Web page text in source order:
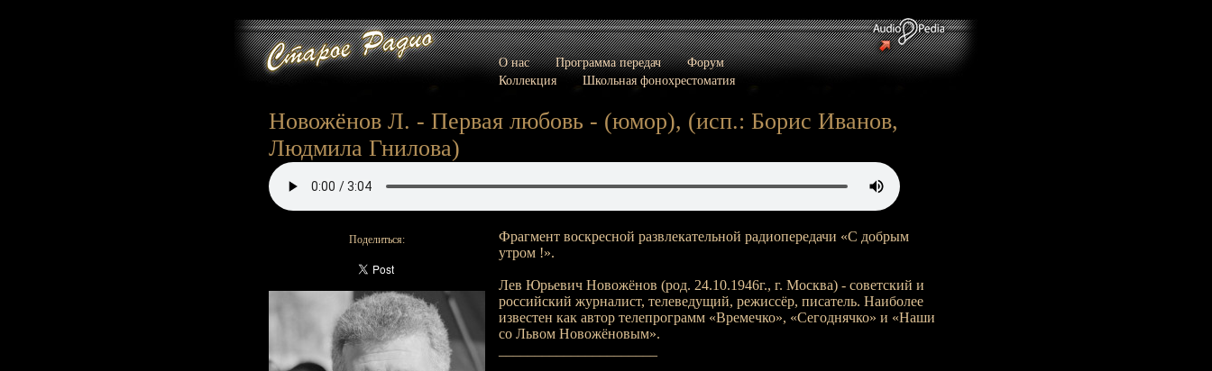
О нас Программа передач
Форум
Коллекция
Школьная фонохрестоматия
Новожёнов Л. - Первая любовь - (юмор), (исп.: Борис Иванов,
Людмила Гнилова)
Поделиться:
Фрагмент воскресной развлекательной радиопередачи «С добрым
утром !».
Лев Юрьевич Новожёнов (род. 24.10.1946г., г. Москва) - советский и
российский журналист, телеведущий, режиссёр, писатель. Наиболее
известен как автор телепрограмм «Времечко», «Сегоднячко» и «Наши
со Львом Новожёновым».